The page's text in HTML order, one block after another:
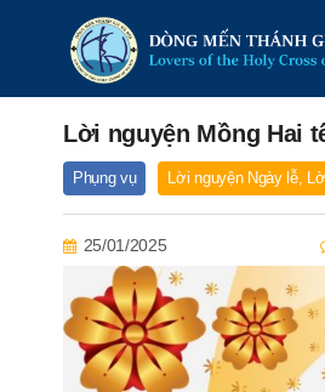
Lời nguyện Mồng Hai
Phụng vụ Lời nguyện Ngày lễ,
25/01/2025